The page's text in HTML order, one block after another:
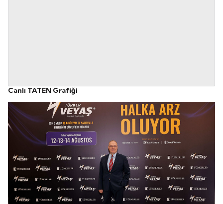
Canlı TATEN Grafiği